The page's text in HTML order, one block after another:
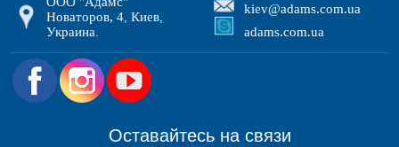
Новаторов, 4 ,Киев
Украина
kiev@adams.com.ua
adams.com.ua
.
Оставайтесь на связи